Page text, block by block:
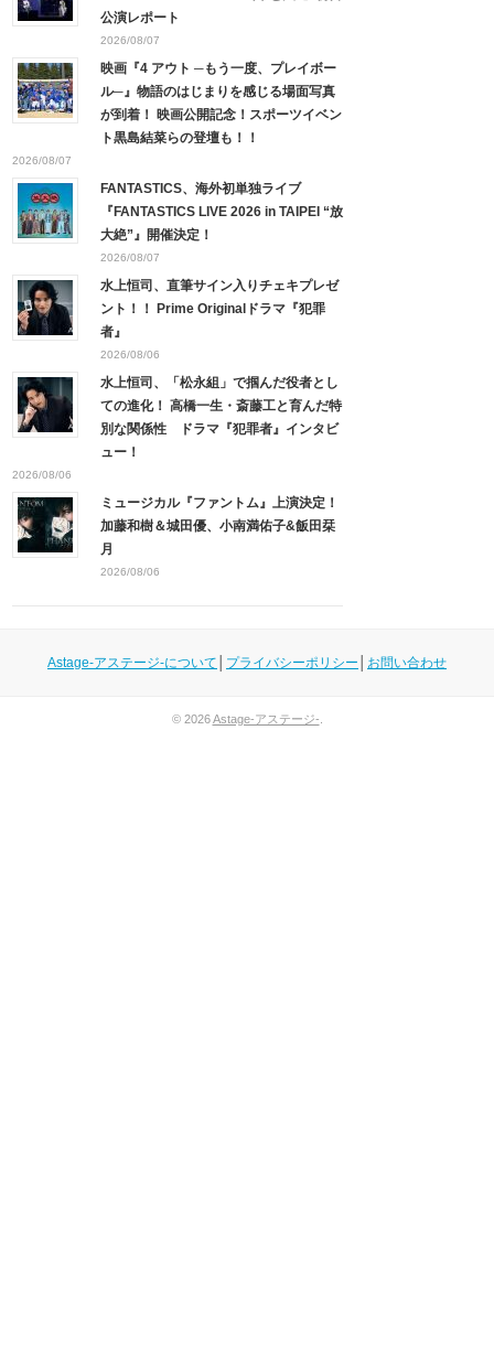
公演レポート
2026/08/07
映画『4 アウト ─もう一度、プレイボー
ル─』物語のはじまりを感じる場面写真
が到着！ 映画公開記念！スポーツイベン
ト黒島結菜らの登壇も！！
2026/08/07
FANTASTICS、海外初単独ライブ
『FANTASTICS LIVE 2026 in TAIPEI “放
大絶”』開催決定！
2026/08/07
水上恒司、直筆サイン入りチェキプレゼ
ント！！ Prime Originalドラマ『犯罪
者』
2026/08/06
水上恒司、「松永組」で掴んだ役者とし
ての進化！ 高橋一生・斎藤工と育んだ特
別な関係性 ドラマ『犯罪者』インタビ
ュー！
2026/08/06
ミュージカル『ファントム』上演決定！
加藤和樹＆城田優、小南満佑子&飯田栞
月
2026/08/06
Astage-アステージ-について プライバシーポリシー お問い合わせ
© 2026Astage-アステージ-